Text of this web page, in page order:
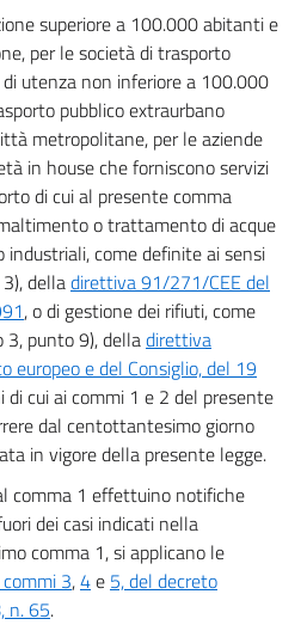
superiore a 100.000 abitanti e
per le società di trasporto
utenza non inferiore a 100.000
pubblico extraurbano
metropolitane, per le aziende
in house che forniscono servizi
di cui al presente comma
o trattamento di acque
industriali, come definite ai sensi
delladirettiva 91/271/CEE del
, o di gestione dei rifiuti, come
punto 9), delladirettiva
e del Consiglio, del 19
di cui ai commi 1 e 2 del presente
dal centottantesimo giorno
in vigore della presente legge.
comma 1 effettuino notifiche
dei casi indicati nella
comma 1, si applicano le
3,4e 5, del decreto
n. 65.